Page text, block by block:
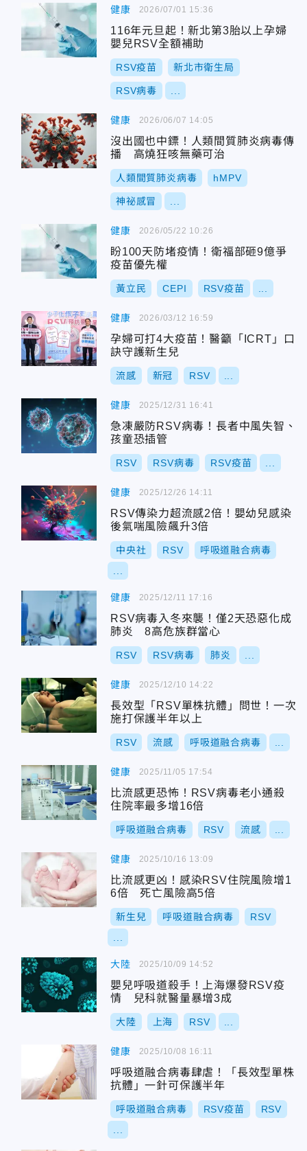
健康
116年元旦起！新北第3胎以上孕婦
嬰兒RSV全額補助
RSV疫苗 新北市衛生局
RSV病毒
2026/07/01 15:36
健康
沒出國也中鏢！人類間質肺炎病毒傳
播 高燒狂咳無藥可治
人類間質肺炎病毒 hMPV
神祕感冒
2026/06/07 14:05
健康
盼100天防堵疫情！衛福部砸9億爭
疫苗優先權
黃立民 CEPI RSV疫苗
2026/05/22 10:26
健康
孕婦可打4大疫苗！醫籲「ICRT」口
訣守護新生兒
流感 新冠 RSV
2026/03/12 16:59
健康
急凍嚴防RSV病毒！長者中風失智、
孩童恐插管
RSV RSV病毒 RSV疫苗
2025/12/31 16:41
健康
RSV傳染力超流感2倍！嬰幼兒感染
後氣喘風險飆升3倍
中央社 RSV 呼吸道融合病毒
2025/12/26 14:11
健康
RSV病毒入冬來襲！僅2天恐惡化成
肺炎 8高危族群當心
RSV RSV病毒 肺炎
2025/12/11 17:16
健康
長效型「RSV單株抗體」問世！一次
施打保護半年以上
RSV 流感 呼吸道融合病毒
2025/12/10 14:22
健康
比流感更恐怖！RSV病毒老小通殺
住院率最多增16倍
呼吸道融合病毒 RSV 流感
2025/11/05 17:54
健康
比流感更凶！感染RSV住院風險增1
6倍 死亡風險高5倍
新生兒 呼吸道融合病毒 RSV
2025/10/16 13:09
大陸
嬰兒呼吸道殺手！上海爆發RSV疫
情 兒科就醫量暴增3成
大陸 上海 RSV
2025/10/09 14:52
健康
呼吸道融合病毒肆虐！「長效型單株
抗體」一針可保護半年
呼吸道融合病毒 RSV疫苗 RSV
2025/10/08 16:11